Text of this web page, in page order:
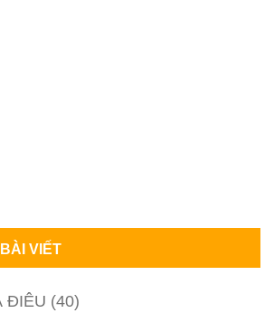
VIẾT
ĐIÊU (40)